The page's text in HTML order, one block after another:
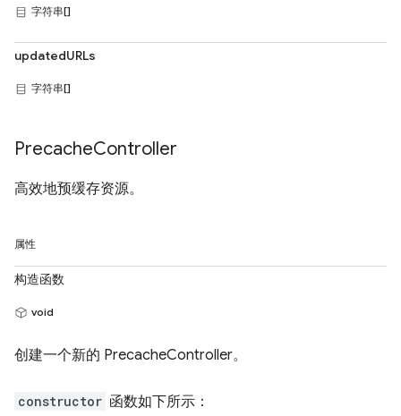
字符串[]
updatedURLs
字符串[]
PrecacheController
高效地预缓存资源。
属性
构造函数
void
创建一个新的 PrecacheController。
constructor 函数如下所示：